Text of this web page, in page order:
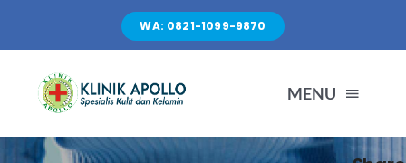
content
WA: 0821-1099-9870
MENU